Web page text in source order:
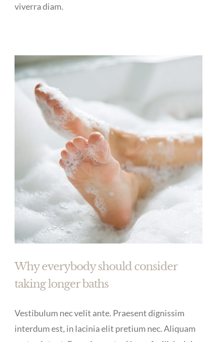
viverra diam.
Why everybody should consider
taking longer baths
Vestibulum nec velit ante. Praesent dignissim
interdum est, in lacinia elit pretium nec. Aliquam